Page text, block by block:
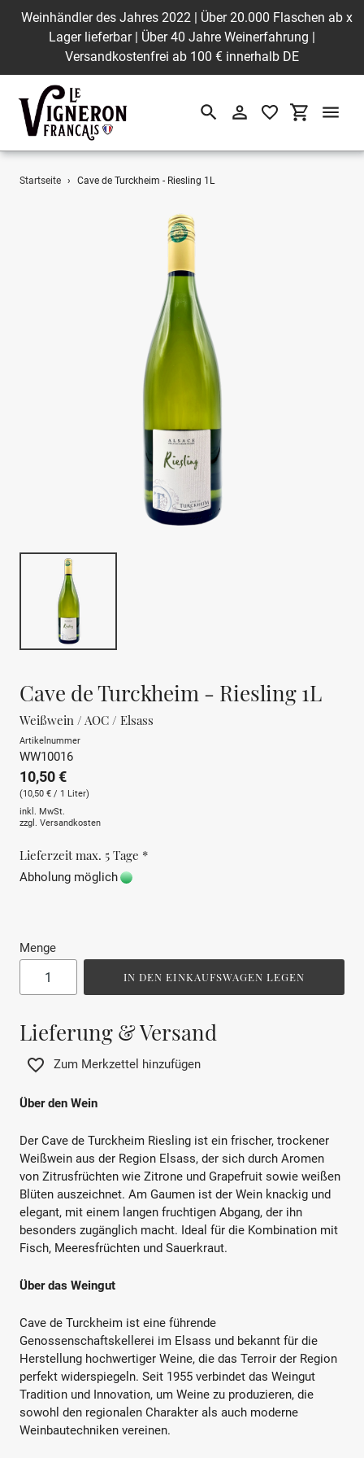
Direkt
Weinhändler des Jahres 2022 | Über 20.000 Flaschen ab
Lager lieferbar | Über 40 Jahre Weinerfahrung |
Versandkostenfrei ab 100 € innerhalb DE
x
SuchenEinloggen
Startseite › Cave de Turckheim - Riesling 1L
Cave de Turckheim - Riesling 1L
Weißwein / AOC / Elsass
Artikelnummer
WW10016
10,50 €
(10,50 € / 1 Liter)
inkl. MwSt.
zzgl. Versandkosten
Lieferzeit max. 5 Tage *
Abholung möglich
Menge
IN DEN EINKAUFSWAGEN LEGEN
Lieferung & Versand
Zum Merkzettel hinzufügen
Über den Wein
Der Cave de Turckheim Riesling ist ein frischer, trockener
Weißwein aus der Region Elsass, der sich durch Aromen
von Zitrusfrüchten wie Zitrone und Grapefruit sowie weißen
Blüten auszeichnet. Am Gaumen ist der Wein knackig und
elegant, mit einem langen fruchtigen Abgang, der ihn
besonders zugänglich macht. Ideal für die Kombination mit
Fisch, Meeresfrüchten und Sauerkraut.
Über das Weingut
Cave de Turckheim ist eine führende
Genossenschaftskellerei im Elsass und bekannt für die
Herstellung hochwertiger Weine, die das Terroir der Region
perfekt widerspiegeln. Seit 1955 verbindet das Weingut
Tradition und Innovation, um Weine zu produzieren, die
sowohl den regionalen Charakter als auch moderne
Weinbautechniken vereinen.